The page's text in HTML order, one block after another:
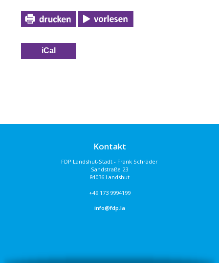
iCal
Kontakt
FDP Landshut-Stadt - Frank Schräder
Sandstraße 23
84036 Landshut
+49 173 9994199
info@fdp.la